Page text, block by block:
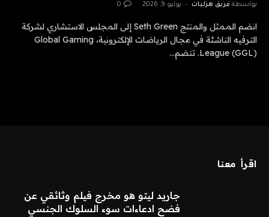
بواسطة فريق هزليات يوليو 9, 2026 0
انضم الممثل والمنتج Seth Green إلى المجلس الاستشاري لشركة
الترفيه الناشئة في مجال الرياضات الإلكترونية، Global Gaming
League (GGL). تنضم…
اقرأ معنا
جاريد ليتو هو مخرج فيلم وثائقي عن
فضح ادعاءات سوء السلوك الجنسي